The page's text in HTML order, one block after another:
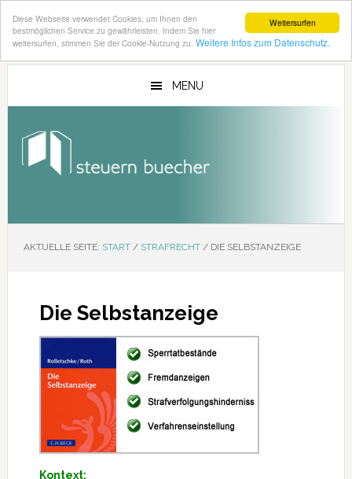
Weitersurfen
Diese Webseite verwendet Cookies, um Ihnen den
bestmöglichen Service zu gewährleisten. Indem Sie hier
weitersurfen, stimmen Sie der Cookie-Nutzung zu. Weitere Infos zum Datenschutz.
Zum
Zur
MENU
AKTUELLE SEITE: START / STRAFRECHT /DIE SELBSTANZEIGE
Die Selbstanzeige
Kontext: